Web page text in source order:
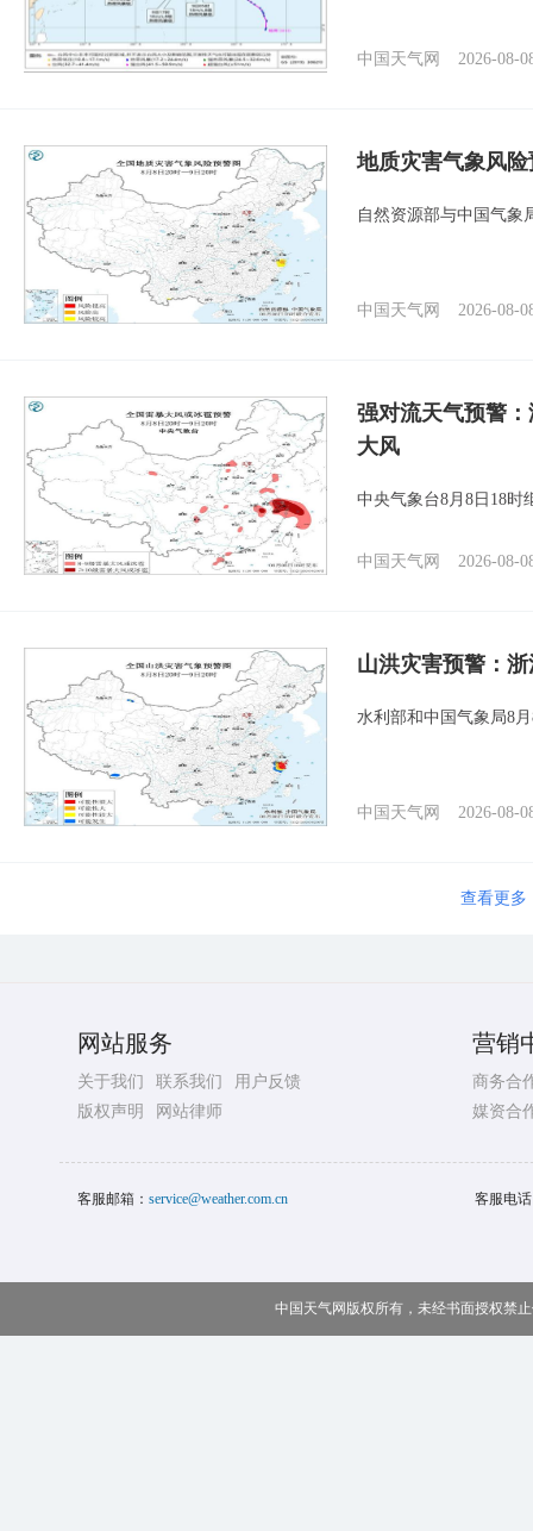
中国天气网 2026-08-
地质灾害气象风
自然资源部与中国气象
中国天气网 2026-08-
强对流天气预警
大风
中央气象台8月8日18时
中国天气网 2026-08-
山洪灾害预警：
水利部和中国气象局8
中国天气网 2026-08-
查看更多
网站服务
关于我们 联系我们
用户反馈
版权声明
网站律师
营销
商务合
媒资合
客服邮箱： service@weather.com.cn 客服电
中国天气网版权所有，未经书面授权